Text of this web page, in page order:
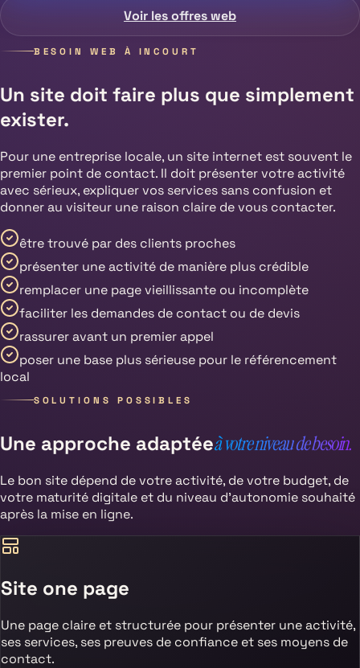
Voir les offres web
BESOIN WEB À INCOURT
Un site doit faire plus que simplement
exister.
Pour une entreprise locale, un site internet est souvent le
premier point de contact. Il doit présenter votre activité
avec sérieux, expliquer vos services sans confusion et
donner au visiteur une raison claire de vous contacter.
être trouvé par des clients proches
présenter une activité de manière plus crédible
remplacer une page vieillissante ou incomplète
faciliter les demandes de contact ou de devis
rassurer avant un premier appel
poser une base plus sérieuse pour le référencement
local
SOLUTIONS POSSIBLES
Une approche adaptéeà votre niveau de besoin.
Le bon site dépend de votre activité, de votre budget, de
votre maturité digitale et du niveau d’autonomie souhaité
après la mise en ligne.
Site one page
Une page claire et structurée pour présenter une activité,
ses services, ses preuves de confiance et ses moyens de
contact.